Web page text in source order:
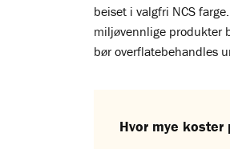
beiset i valgfri NCS
miljøvennlige produkter
bør overflatebehandles
Hvor mye